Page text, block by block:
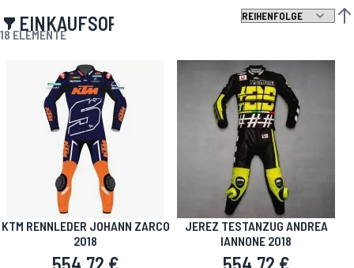
EINKAUFSOPTIONEN
18 ELEMENTE
KTM RENNLEDER JOHANN ZARCO
2018
JEREZ TESTANZUG ANDREA
IANNONE 2018